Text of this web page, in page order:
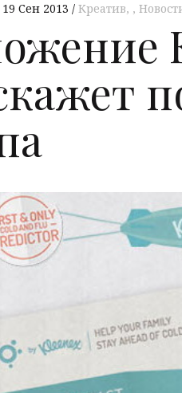
19 Сен 2013 Креатив,